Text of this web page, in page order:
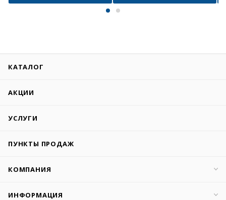
КАТАЛОГ
АКЦИИ
УСЛУГИ
ПУНКТЫ ПРОДАЖ
КОМПАНИЯ
ИНФОРМАЦИЯ